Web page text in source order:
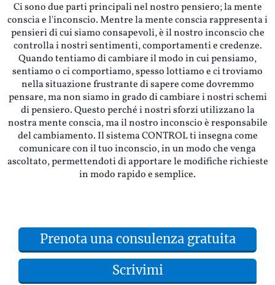
Ci sono due parti principali nel nostro pensiero; la mente
conscia e l'inconscio. Mentre la mente conscia rappresenta i
pensieri di cui siamo consapevoli, è il nostro inconscio che
controlla i nostri sentimenti, comportamenti e credenze.
Quando tentiamo di cambiare il modo in cui pensiamo,
sentiamo o ci comportiamo, spesso lottiamo e ci troviamo
nella situazione frustrante di sapere come dovremmo
pensare, ma non siamo in grado di cambiare i nostri schemi
di pensiero. Questo perché i nostri sforzi utilizzano la
nostra mente conscia, ma il nostro inconscio è responsabile
del cambiamento. Il sistema CONTROL ti insegna come
comunicare con il tuo inconscio, in un modo che venga
ascoltato, permettendoti di apportare le modifiche richieste
in modo rapido e semplice.
Prenota una consulenza gratuita
Scrivimi